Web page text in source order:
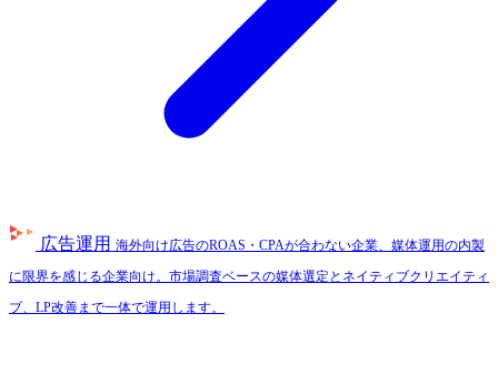
広告運用 海外向け広告のROAS・CPAが合わない企業、媒体運用の内製
に限界を感じる企業向け。市場調査ベースの媒体選定とネイティブクリエイティ
ブ、LP改善まで一体で運用します。